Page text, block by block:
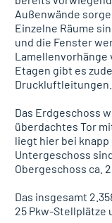
Außenwände
Einzelne Räume
und die Fenster
Etagen gibt es
Druckluftleitungen.
Das Erdgeschoss
überdachtes Tor
liegt hier bei knapp
Untergeschoss
Obergeschoss ca.
Das insgesamt
25 Pkw-Stellplätze